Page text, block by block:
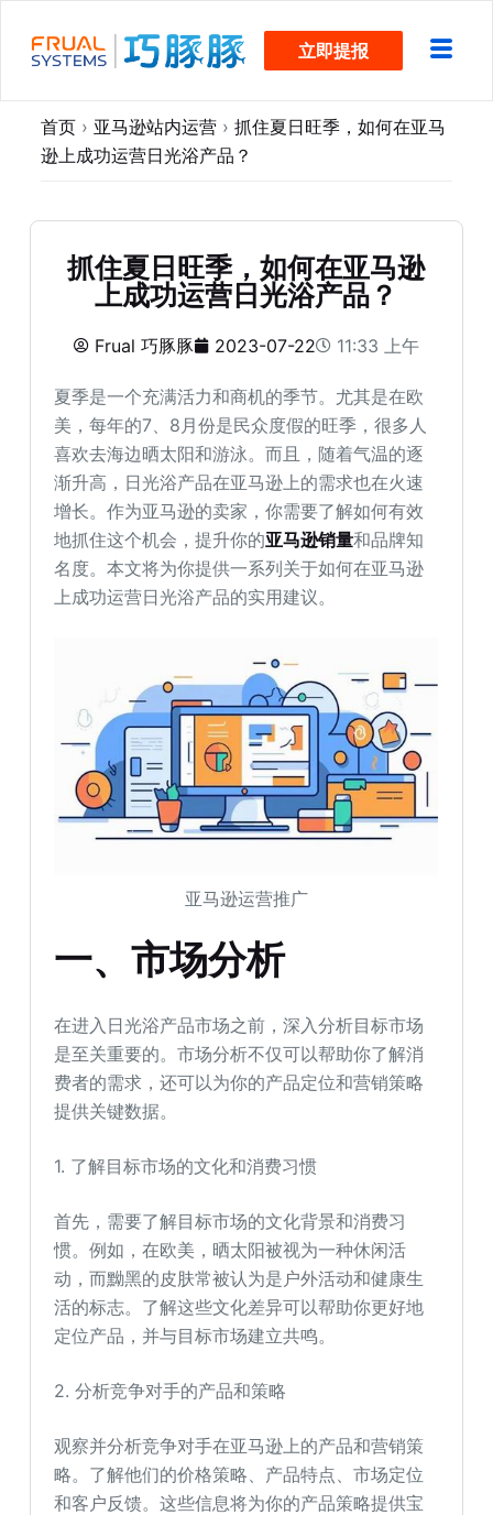
过
立即提报
首页 › 亚马逊站内运营 › 抓住夏日旺季，如何在亚马
逊上成功运营日光浴产品？
抓住夏日旺季，如何在亚马逊
上成功运营日光浴产品？
Frual 巧豚豚 2023-07-22 11:33 上午
夏季是一个充满活力和商机的季节。尤其是在欧
美，每年的7、8月份是民众度假的旺季，很多人
喜欢去海边晒太阳和游泳。而且，随着气温的逐
渐升高，日光浴产品在亚马逊上的需求也在火速
增长。作为亚马逊的卖家，你需要了解如何有效
地抓住这个机会，提升你的亚马逊销量和品牌知
名度。本文将为你提供一系列关于如何在亚马逊
上成功运营日光浴产品的实用建议。
亚马逊运营推广
一、市场分析
在进入日光浴产品市场之前，深入分析目标市场
是至关重要的。市场分析不仅可以帮助你了解消
费者的需求，还可以为你的产品定位和营销策略
提供关键数据。
1. 了解目标市场的文化和消费习惯
首先，需要了解目标市场的文化背景和消费习
惯。例如，在欧美，晒太阳被视为一种休闲活
动，而黝黑的皮肤常被认为是户外活动和健康生
活的标志。了解这些文化差异可以帮助你更好地
定位产品，并与目标市场建立共鸣。
2. 分析竞争对手的产品和策略
观察并分析竞争对手在亚马逊上的产品和营销策
略。了解他们的价格策略、产品特点、市场定位
和客户反馈。这些信息将为你的产品策略提供宝